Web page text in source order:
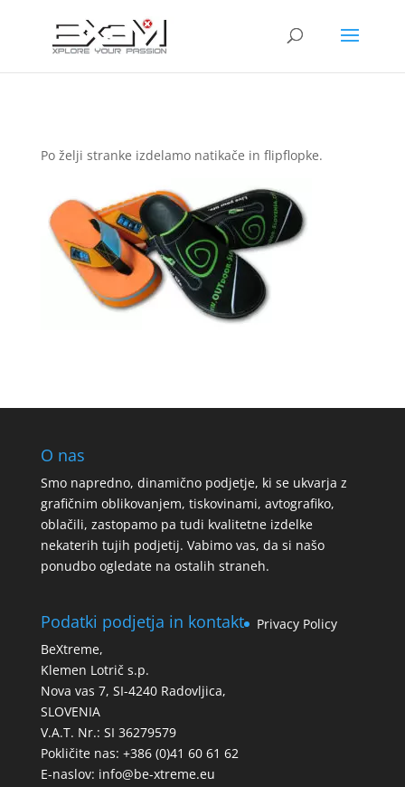
Po želji stranke izdelamo natikače in flipflopke.
O nas
Smo napredno, dinamično podjetje, ki se ukvarja z
grafičnim oblikovanjem, tiskovinami, avtografiko,
oblačili, zastopamo pa tudi kvalitetne izdelke
nekaterih tujih podjetij. Vabimo vas, da si našo
ponudbo ogledate na ostalih straneh.
Podatki podjetja in kontakt
BeXtreme,
Klemen Lotrič s.p.
Nova vas 7, SI-4240 Radovljica,
SLOVENIA
V.A.T. Nr.: SI 36279579
Pokličite nas: +386 (0)41 60 61 62
E-naslov: info@be-xtreme.eu
Privacy Policy